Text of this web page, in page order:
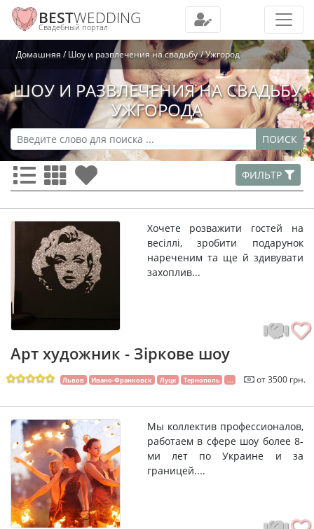
BESTWEDDING
Свадебный портал
Домашняя Шоу и развлечения на свадьбу Ужгород
ШОУ И РАЗВЛЕЧЕНИЯ НА СВАДЬБУ
УЖГОРОДА
ПОИСК
ФИЛЬТР
Хочете розважити гостей на
весіллі, зробити подарунок
нареченим та ще й здивувати
захоплив...
Арт художник - Зіркове шоу
Львов Ивано-Франковск Луцк Тернополь ... от 3500 грн.
Мы коллектив профессионалов,
работаем в сфере шоу более 8-
ми лет по Украине и за
границей....